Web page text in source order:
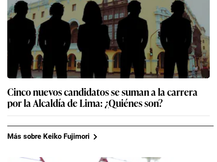
Cinco nuevos candidatos se suman a la carrera
por la Alcaldía de Lima: ¿Quiénes son?
Más sobre Keiko Fujimori